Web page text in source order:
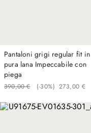
Pantaloni grigi regular fit in
pura lana Impeccabile con
piega
390,00 € (-30%) 273,00 €